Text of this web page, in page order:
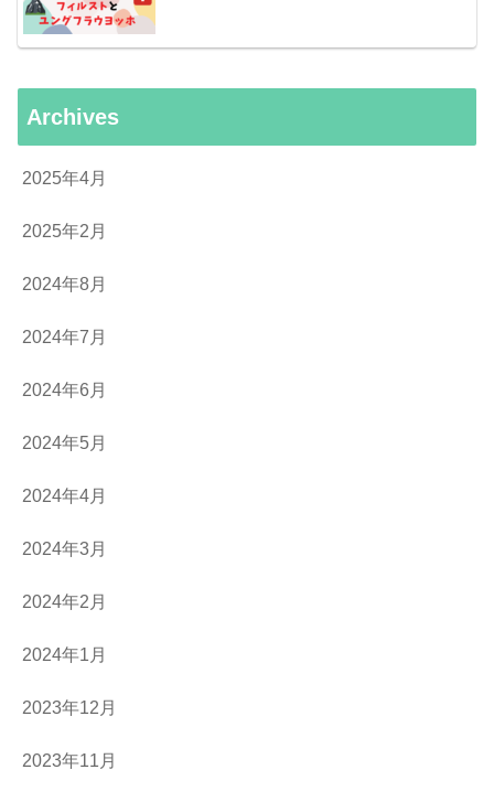
Archives
2025年4月
2025年2月
2024年8月
2024年7月
2024年6月
2024年5月
2024年4月
2024年3月
2024年2月
2024年1月
2023年12月
2023年11月